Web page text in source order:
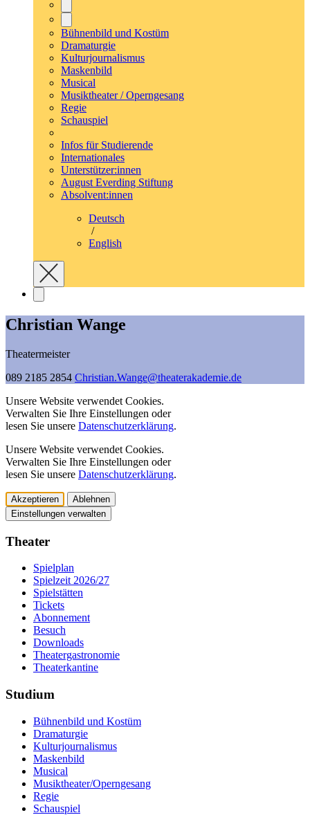
Bühnenbild und Kostüm
Dramaturgie
Kulturjournalismus
Maskenbild
Musical
Musiktheater / Operngesang
Regie
Schauspiel
Infos für Studierende
Internationales
Unterstützer:innen
August Everding Stiftung
Absolvent:innen
Deutsch
/
English
Christian Wange
Theatermeister
089 2185 2854 Christian.Wange@­theaterakademie.de
Unsere Website verwendet Cookies.
Verwalten Sie Ihre Einstellungen oder
lesen Sie unsere Datenschutzerklärung.
Unsere Website verwendet Cookies.
Verwalten Sie Ihre Einstellungen oder
lesen Sie unsere Datenschutzerklärung.
Akzeptieren
Ablehnen
Einstellungen verwalten
Theater
Spielplan
Spielzeit 2026/27
Spielstätten
Tickets
Abonnement
Besuch
Downloads
Theatergastronomie
Theaterkantine
Studium
Bühnenbild und Kostüm
Dramaturgie
Kulturjournalismus
Maskenbild
Musical
Musiktheater/­Operngesang
Regie
Schauspiel